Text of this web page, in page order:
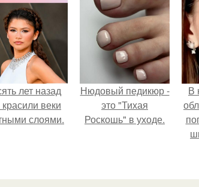
лет назад
красили веки
слоями.
Нюдовый педикюр -
это "Тихая
Роскошь" в уходе.
В
к